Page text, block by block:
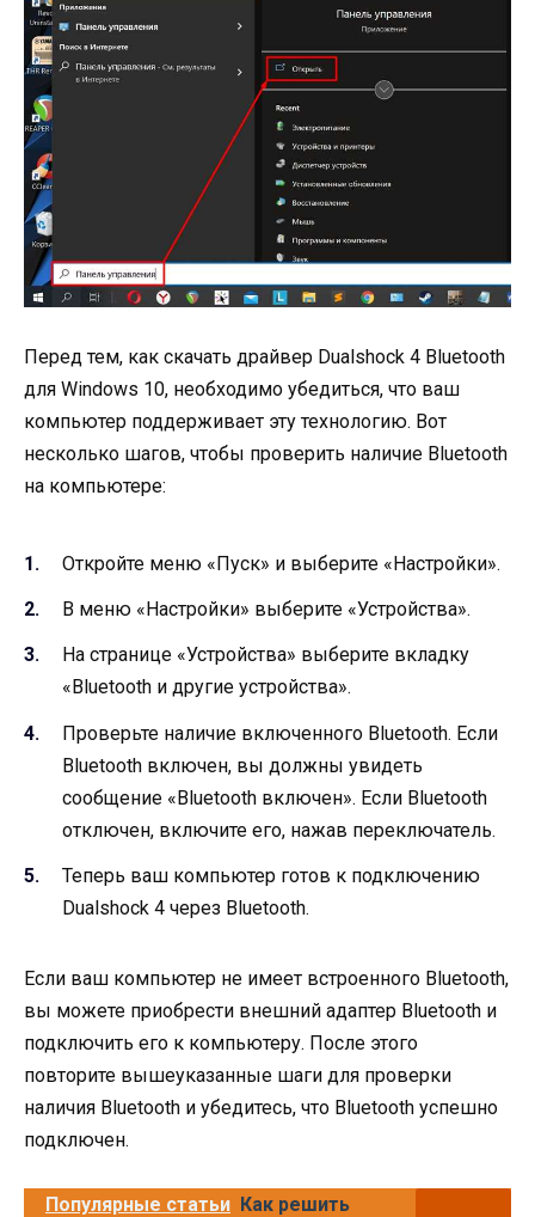
Перед тем, как скачать драйвер Dualshock 4 Bluetooth
для Windows 10, необходимо убедиться, что ваш
компьютер поддерживает эту технологию. Вот
несколько шагов, чтобы проверить наличие Bluetooth
на компьютере:
Откройте меню «Пуск» и выберите «Настройки».
В меню «Настройки» выберите «Устройства».
На странице «Устройства» выберите вкладку
«Bluetooth и другие устройства».
Проверьте наличие включенного Bluetooth. Если
Bluetooth включен, вы должны увидеть
сообщение «Bluetooth включен». Если Bluetooth
отключен, включите его, нажав переключатель.
Теперь ваш компьютер готов к подключению
Dualshock 4 через Bluetooth.
Если ваш компьютер не имеет встроенного Bluetooth,
вы можете приобрести внешний адаптер Bluetooth и
подключить его к компьютеру. После этого
повторите вышеуказанные шаги для проверки
наличия Bluetooth и убедитесь, что Bluetooth успешно
подключен.
Популярные статьи Как решить